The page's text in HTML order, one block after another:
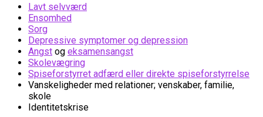
Lavt selvværd
Ensomhed
Sorg
Depressive symptomer og depression
Angst og eksamensangst
Skolevægring
Spiseforstyrret adfærd eller direkte spiseforstyrrelse
Vanskeligheder med relationer; venskaber, familie,
skole
Identitetskrise